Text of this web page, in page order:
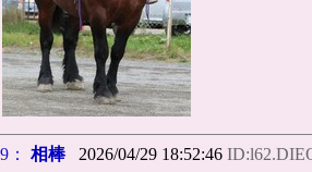
9： 相棒2026/04/29 18:52:46